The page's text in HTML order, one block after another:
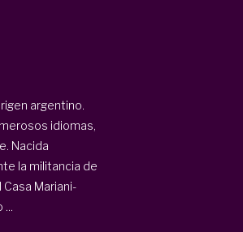
argentino.
idiomas,
Nacida
la militancia de
Mariani-
...